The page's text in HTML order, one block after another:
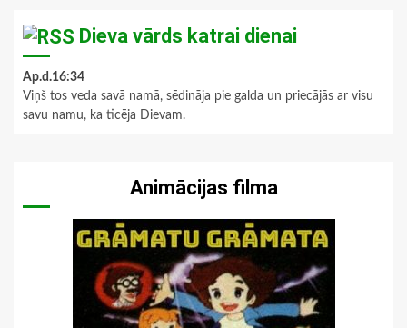
Dieva vārds katrai dienai
Ap.d.16:34
Viņš tos veda savā namā, sēdināja pie galda un priecājās ar visu
savu namu, ka ticēja Dievam.
Animācijas filma